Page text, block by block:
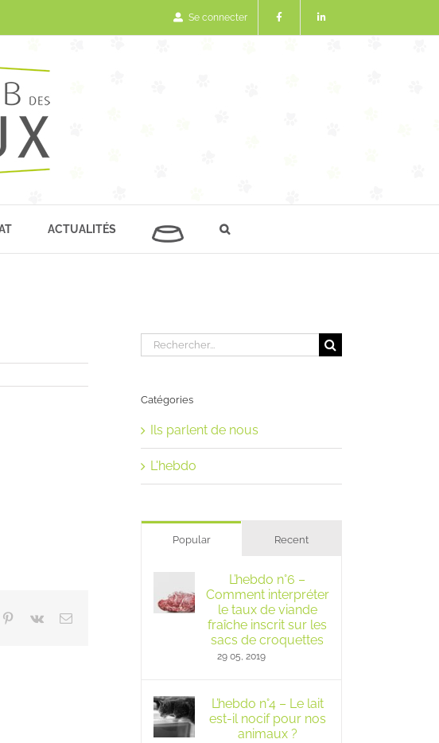
Se connecter
ACTUALITÉS
Pinterest
Vk Email
Rechercher:
Catégories
Ils parlent de nous
L'hebdo
Popular Recent
L’hebdo n°6 –
Comment interpréter
le taux de viande
fraîche inscrit sur les
sacs de croquettes
29 05, 2019
L’hebdo n°4 – Le lait
est-il nocif pour nos
animaux ?